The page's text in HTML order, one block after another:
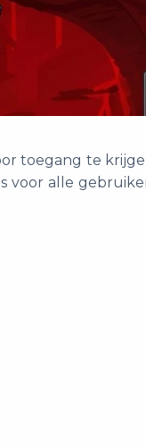
toegang te
voor alle